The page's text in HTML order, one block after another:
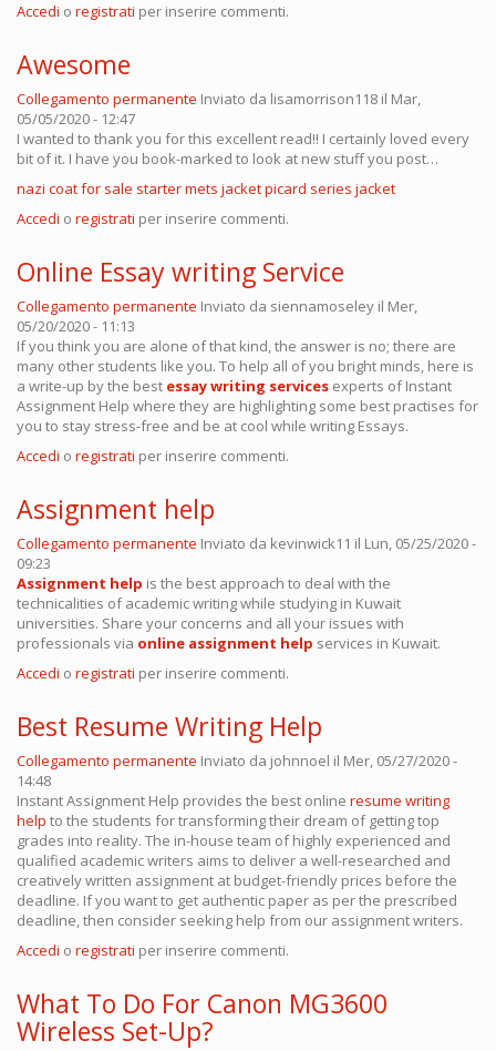
Accedi o registrati per inserire commenti.
Awesome
Collegamento permanente Inviato da lisamorrison118 il Mar,
05/05/2020 - 12:47
I wanted to thank you for this excellent read!! I certainly loved every
bit of it. I have you book-marked to look at new stuff you post…
nazi coat for sale starter mets jacketpicard series jacket
Accedi o registrati per inserire commenti.
Online Essay writing Service
Collegamento permanente Inviato da siennamoseley il Mer,
05/20/2020 - 11:13
If you think you are alone of that kind, the answer is no; there are
many other students like you. To help all of you bright minds, here is
a write-up by the best essay writing services experts of Instant
Assignment Help where they are highlighting some best practises for
you to stay stress-free and be at cool while writing Essays.
Accedi o registrati per inserire commenti.
Assignment help
Collegamento permanente Inviato da kevinwick11 il Lun, 05/25/2020 -
09:23
Assignment help is the best approach to deal with the
technicalities of academic writing while studying in Kuwait
universities. Share your concerns and all your issues with
professionals via online assignment help services in Kuwait.
Accedi o registrati per inserire commenti.
Best Resume Writing Help
Collegamento permanente Inviato da johnnoel il Mer, 05/27/2020 -
14:48
Instant Assignment Help provides the best online resume writing
help to the students for transforming their dream of getting top
grades into reality. The in-house team of highly experienced and
qualified academic writers aims to deliver a well-researched and
creatively written assignment at budget-friendly prices before the
deadline. If you want to get authentic paper as per the prescribed
deadline, then consider seeking help from our assignment writers.
Accedi o registrati per inserire commenti.
What To Do For Canon MG3600
Wireless Set-Up?